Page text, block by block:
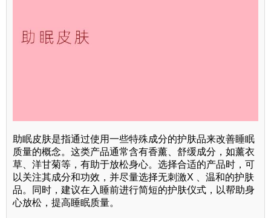
助眠皮肤是指通过使用一些特殊成分的护肤品来改善睡眠
质量的概念。这类产品通常含有香薰、舒缓成分，如薰衣
草、洋甘菊等，有助于放松身心。选择合适的产品时，可
以关注其成分和功效，并尽量选择无刺激X 、温和的护肤
品。同时，建议在入睡前进行简短的护肤仪式，以帮助身
心放松，提高睡眠质量。